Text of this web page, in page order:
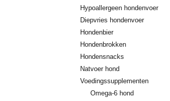
Hypoallergeen hondenvoer
Diepvries hondenvoer
Hondenbier
Hondenbrokken
Hondensnacks
Natvoer hond
Voedingssupplementen
Omega-6 hond